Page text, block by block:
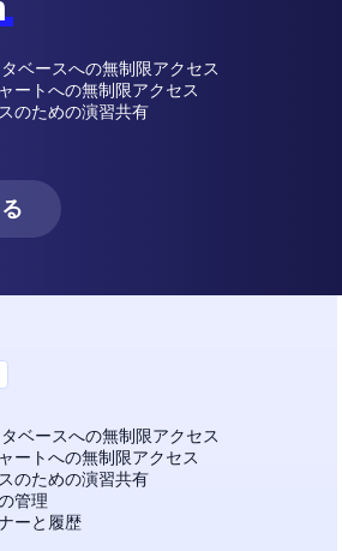
ベースへの無制限アクセス
ートへの無制限アクセス
のための演習共有
ベースへの無制限アクセス
ートへの無制限アクセス
のための演習共有
管理
ーと履歴